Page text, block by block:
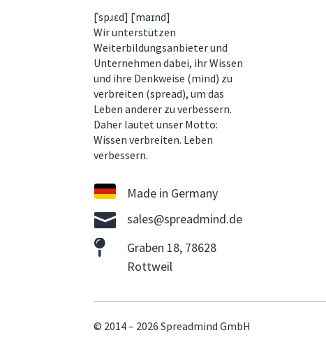
[ˈspɹɛd] [ˈmaɪnd]
Wir unterstützen
Weiterbildungsanbieter und
Unternehmen dabei, ihr Wissen
und ihre Denkweise (mind) zu
verbreiten (spread), um das
Leben anderer zu verbessern.
Daher lautet unser Motto:
Wissen verbreiten. Leben
verbessern.
Made in Germany
 sales@spreadmind.de

Graben 18, 78628
Rottweil
© 2014 – 2026 Spreadmind GmbH